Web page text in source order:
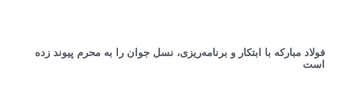
فولاد مبارکه با ابتکار و برنامه‌ریزی، نسل جوان را به محرم پیوند زده
است